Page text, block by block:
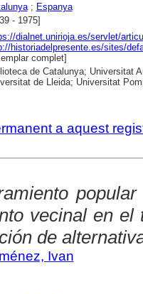
; Espanya
- 1975]
dialnet.unirioja.es/servlet/
historiadelpresente.es/sites/
complet]
de Catalunya; Universitat
de Lleida; Universitat
a aquest
vecinal en
de
Ivan